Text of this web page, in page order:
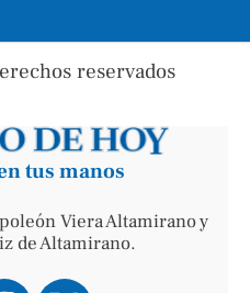
reservados
tus manos
Viera Altamirano y
de Altamirano.